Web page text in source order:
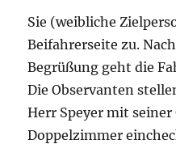
Sie (weibliche
Beifahrerseite zu.
Begrüßung geht die
Die Observanten
Herr Speyer mit
Doppelzimmer